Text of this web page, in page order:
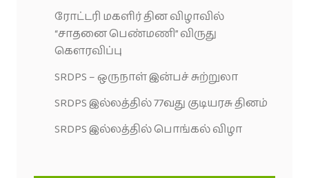
ரோட்டரி மகளிர் தின விழாவில்
“சாதனை பெண்மணி” விருது
கெளரவிப்பு
SRDPS – ஒருநாள் இன்பச் சுற்றுலா
SRDPS இல்லத்தில் 77வது குடியரசு தினம்
SRDPS இல்லத்தில் பொங்கல் விழா